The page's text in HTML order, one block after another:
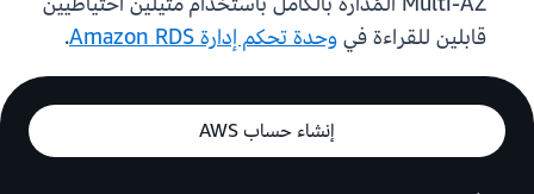
قابلين للقراءة فيوحدة تحكم إدارة Amazon RDS .
إنشاء حساب AWS